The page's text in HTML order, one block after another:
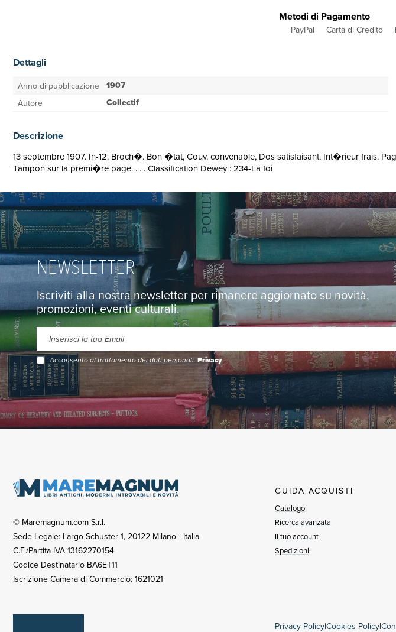
Metodi di Pagamento
PayPal Carta di Credito
Dettagli
Anno di pubblicazione 1907
Autore Collectif
Descrizione
13 septembre 1907. In-12. Broch�. Bon �tat, Couv. convenable, Dos satisfaisant, Int�rieur frais.
Tampon sur la premi�re page. . . . Classification Dewey : 234-La foi
NEWSLETTER
Iscriviti alla nostra newsletter per rimanere aggiornato su novità,
promozioni, eventi culturali.
Acconsento al trattamento dei dati personali.Privacy
© Maremagnum.com S.r.l.
Sede Legale: Largo Schuster 1, 20122 Milano - Italia
C.F./Partita IVA 13162270154
Codice Destinatario BA6ET11
Iscrizione Camera di Commercio: 1621021
GUIDA ACQUISTI
Catalogo
Ricerca avanzata
Il tuo account
Spedizioni
Privacy Policy|Cookies Policy|